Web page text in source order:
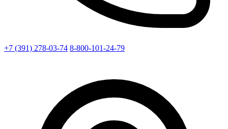
+7 (391) 278-03-74 8-800-101-24-79